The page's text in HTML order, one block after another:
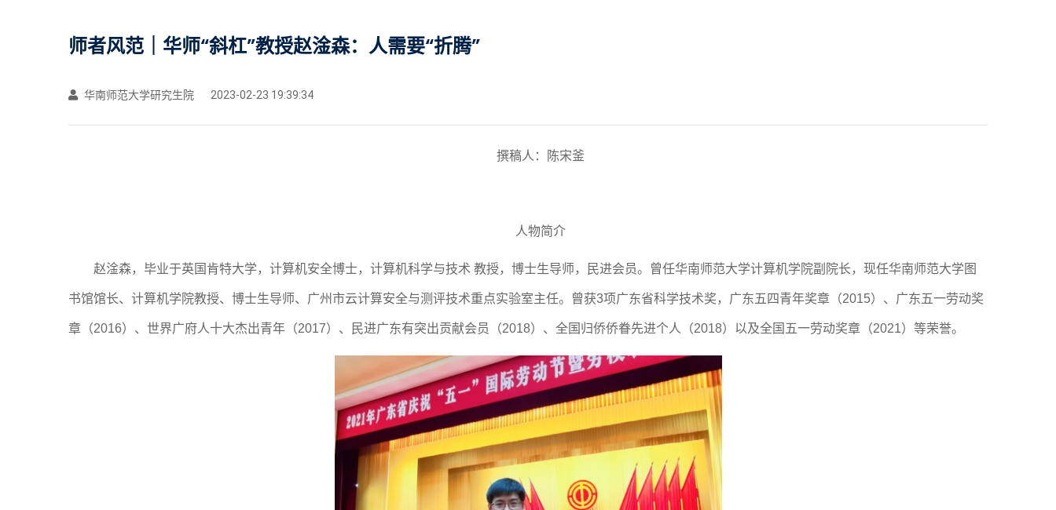
师者风范｜华师“斜杠”教授赵淦森：人需要“折腾”
华南师范大学研究生院 2023-02-23 19:39:34
撰稿人：陈宋釜
人物简介
赵淦森，毕业于英国肯特大学，计算机安全博士，计算机科学与技术 教授，博士生导师，民进会员。曾任华南师范大学计算机学院副院长，现任华南师范大学图
书馆馆长、计算机学院教授、博士生导师、广州市云计算安全与测评技术重点实验室主任。曾获3项广东省科学技术奖，广东五四青年奖章（2015）、广东五一劳动奖
章（2016）、世界广府人十大杰出青年（2017）、民进广东有突出贡献会员（2018）、全国归侨侨眷先进个人（2018）以及全国五一劳动奖章（2021）等荣誉。